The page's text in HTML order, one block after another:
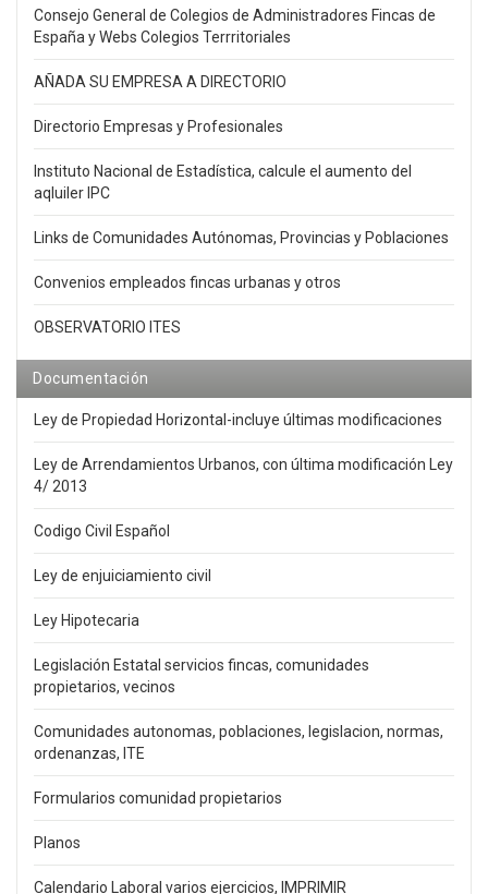
Consejo General de Colegios de Administradores Fincas de
España y Webs Colegios Terrritoriales
AÑADA SU EMPRESA A DIRECTORIO
Directorio Empresas y Profesionales
Instituto Nacional de Estadística, calcule el aumento del
aqluiler IPC
Links de Comunidades Autónomas, Provincias y Poblaciones
Convenios empleados fincas urbanas y otros
OBSERVATORIO ITES
Documentación
Ley de Propiedad Horizontal-incluye últimas modificaciones
Ley de Arrendamientos Urbanos, con última modificación Ley
4/ 2013
Codigo Civil Español
Ley de enjuiciamiento civil
Ley Hipotecaria
Legislación Estatal servicios fincas, comunidades
propietarios, vecinos
Comunidades autonomas, poblaciones, legislacion, normas,
ordenanzas, ITE
Formularios comunidad propietarios
Planos
Calendario Laboral varios ejercicios, IMPRIMIR